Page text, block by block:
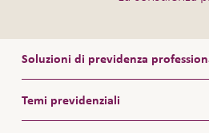
Soluzioni di previdenza
Temi previdenziali